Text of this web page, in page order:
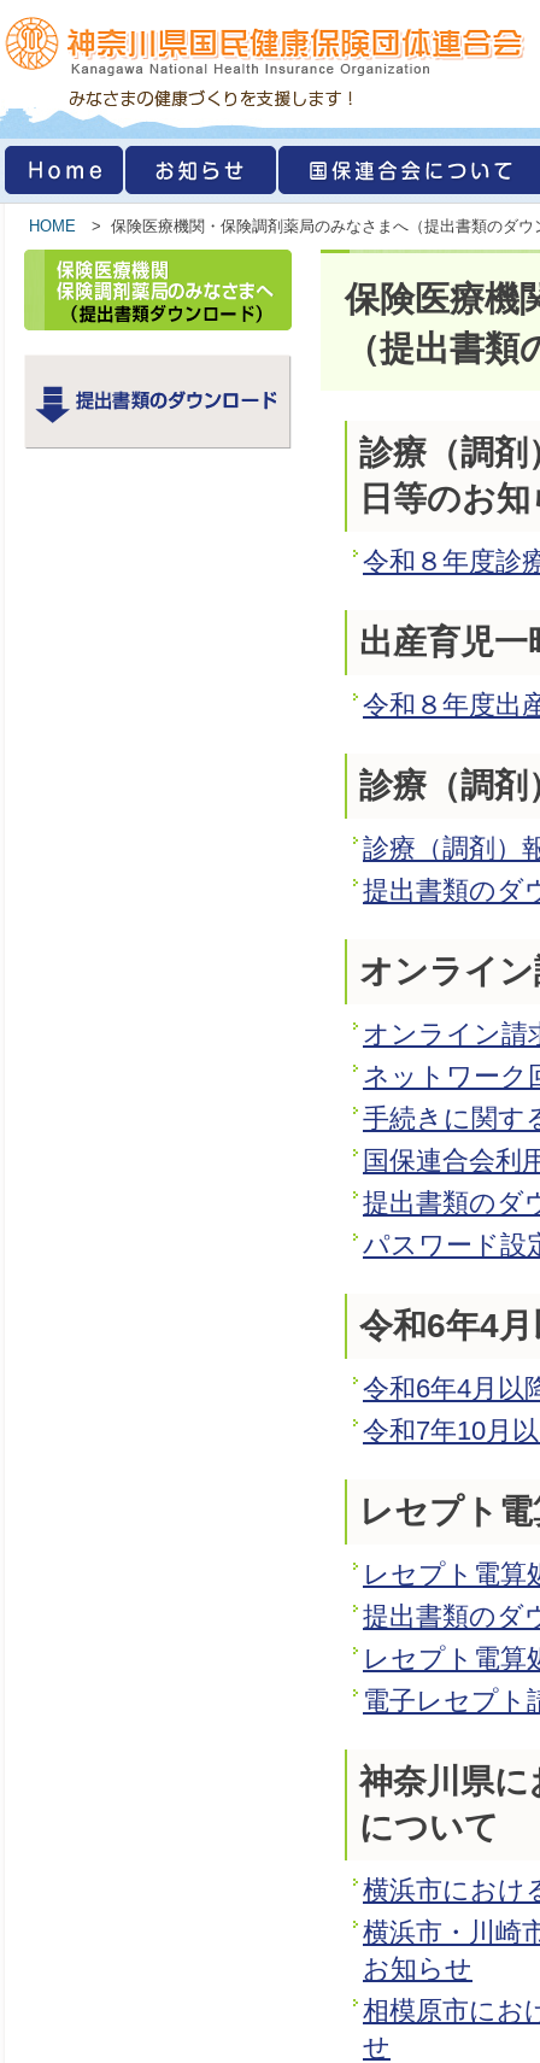
HOME > 保険医療機関・保険調剤薬局のみなさまへ（提出書類のダウ
保険医療機
（提出書
診療（調剤
日等のお
令和８年度診
出産育児
令和８年度出
診療（調
診療（調剤）
提出書類のダ
オンライ
オンライン請
ネットワーク
手続きに関す
国保連合会利
提出書類のダ
パスワード設
令和6年4
令和6年4月以
令和7年10月
レセプト
レセプト電算
提出書類のダ
レセプト電算
電子レセプト
神奈川県に
について
横浜市におけ
横浜市・川崎
お知らせ
相模原市にお
せ